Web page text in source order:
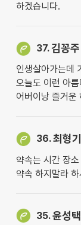
하겠습니다.
37.김꽁주
인생살아가는데
오늘도 이런 아
어버이낭 즐거운
36.최형기
약속는 시간 장
약속 하지말라
35.윤성택